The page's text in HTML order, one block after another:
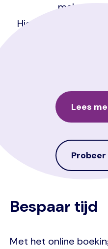
maken en
Hieronder vind je
Lees
Bespaar tijd
Met het online